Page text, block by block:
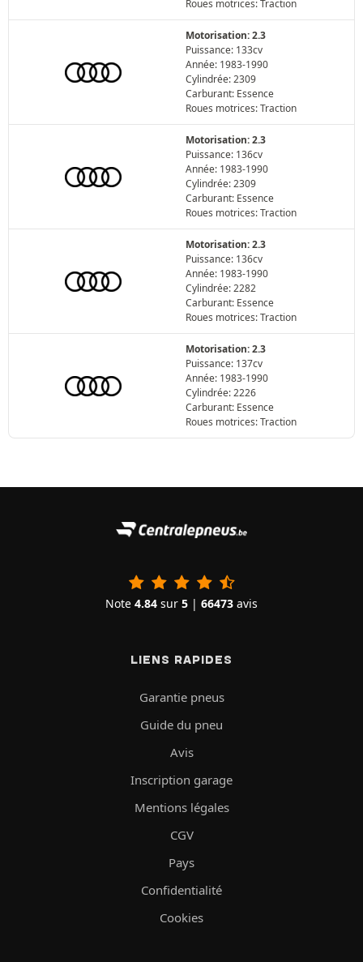
Roues motrices: Traction
Motorisation: 2.3
Puissance: 133cv
Année: 1983-1990
Cylindrée: 2309
Carburant: Essence
Roues motrices: Traction
Motorisation: 2.3
Puissance: 136cv
Année: 1983-1990
Cylindrée: 2309
Carburant: Essence
Roues motrices: Traction
Motorisation: 2.3
Puissance: 136cv
Année: 1983-1990
Cylindrée: 2282
Carburant: Essence
Roues motrices: Traction
Motorisation: 2.3
Puissance: 137cv
Année: 1983-1990
Cylindrée: 2226
Carburant: Essence
Roues motrices: Traction
Note 4.84 sur 5 | 66473 avis
LIENS RAPIDES
Garantie pneus
Guide du pneu
Avis
Inscription garage
Mentions légales
CGV
Pays
Confidentialité
Cookies